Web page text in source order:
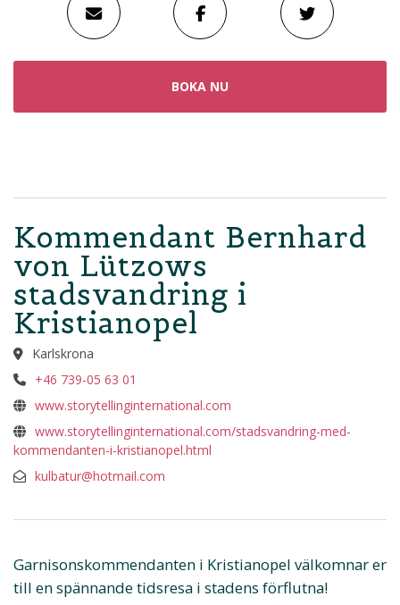
BOKA NU
Kommendant Bernhard
von Lützows
stadsvandring i
Kristianopel
Karlskrona
+46 739-05 63 01
www.storytellinginternational.com
www.storytellinginternational.com/stadsvandring-med-
kommendanten-i-kristianopel.html
kulbatur@hotmail.com
Garnisonskommendanten i Kristianopel välkomnar er
till en spännande tidsresa i stadens förflutna!